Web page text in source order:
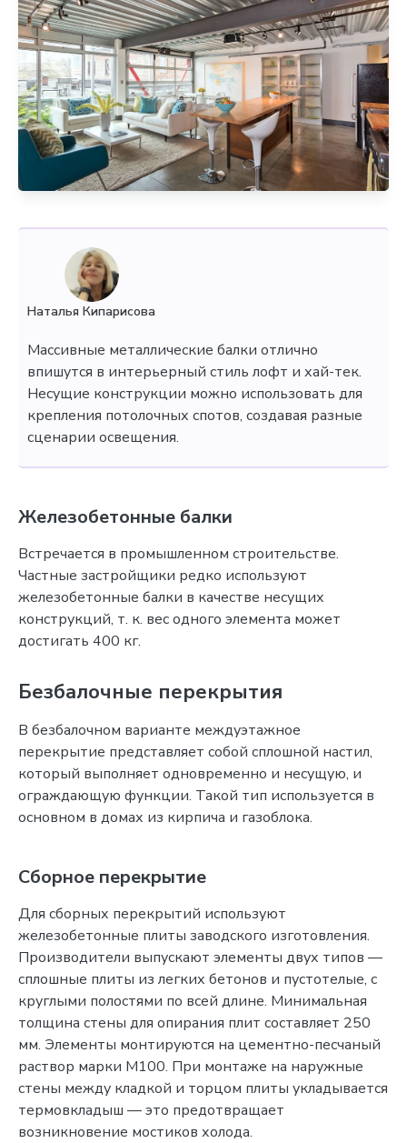
Наталья Кипарисова
Массивные металлические балки отлично
впишутся в интерьерный стиль лофт и хай-тек.
Несущие конструкции можно использовать для
крепления потолочных спотов, создавая разные
сценарии освещения.
Железобетонные балки
Встречается в промышленном строительстве.
Частные застройщики редко используют
железобетонные балки в качестве несущих
конструкций, т. к. вес одного элемента может
достигать 400 кг.
Безбалочные перекрытия
В безбалочном варианте междуэтажное
перекрытие представляет собой сплошной настил,
который выполняет одновременно и несущую, и
ограждающую функции. Такой тип используется в
основном в домах из кирпича и газоблока.
Сборное перекрытие
Для сборных перекрытий используют
железобетонные плиты заводского изготовления.
Производители выпускают элементы двух типов —
сплошные плиты из легких бетонов и пустотелые, с
круглыми полостями по всей длине. Минимальная
толщина стены для опирания плит составляет 250
мм. Элементы монтируются на цементно-песчаный
раствор марки М100. При монтаже на наружные
стены между кладкой и торцом плиты укладывается
термовкладыш — это предотвращает
возникновение мостиков холода.